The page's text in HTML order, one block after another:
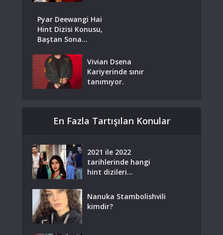
Pyar Deewangi Hai
Hint Dizisi Konusu,
Baştan Sona...
Vivian Dsena
Kariyerinde sınır
tanımıyor.
En Fazla Tartışılan Konular
2021 ile 2022
tarihlerinde hangi
hint dizileri...
Nanuka Stambolishvili
kimdir?